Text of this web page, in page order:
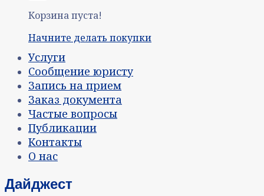
Корзина пуста!
Начните делать покупки
Услуги
Сообщение юристу
Запись на прием
Заказ документа
Частые вопросы
Публикации
Контакты
О нас
Дайджест